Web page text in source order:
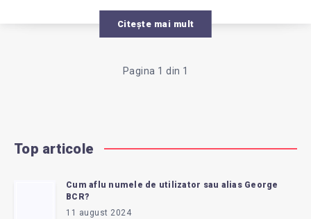
PRIMA
SERIE,
ESTE
VALABILĂ?
Citește mai mult
Pagina 1 din 1
Top articole
Cum aflu numele de utilizator sau alias George
BCR?
11 august 2024